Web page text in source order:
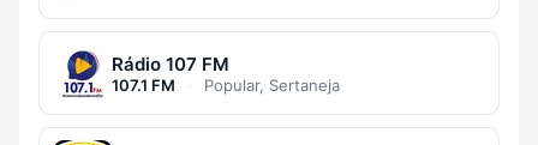
Rádio 107 FM
107.1 FM · Popular, Sertaneja